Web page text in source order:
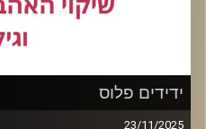
ידידים פלוס
23/11/2025